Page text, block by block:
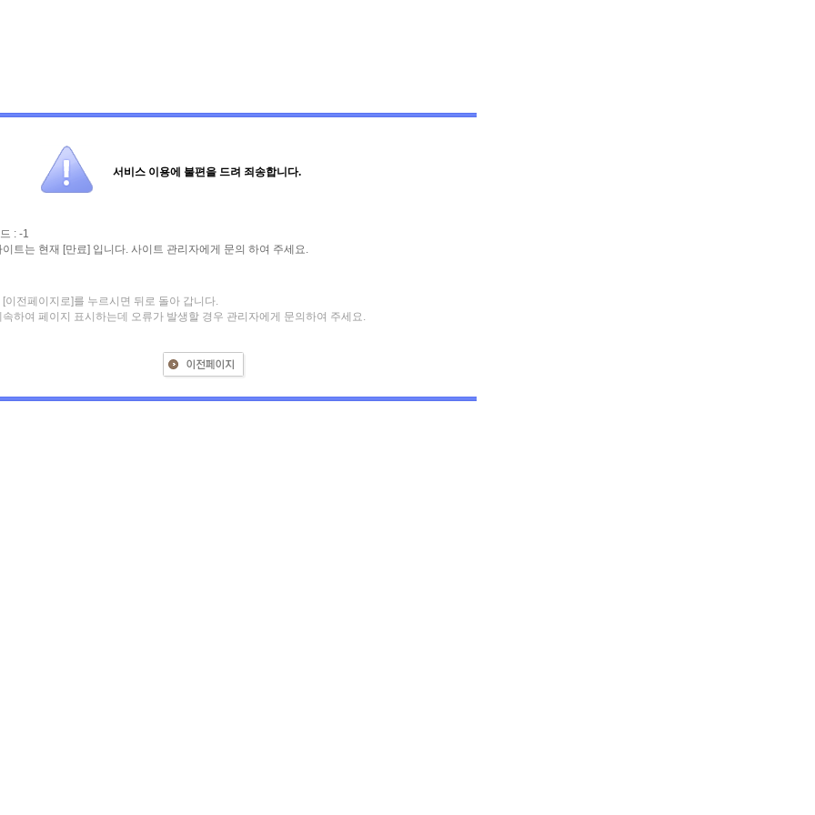
서비스 이용에 불편을 드려 죄송합니다.
: -1
이트는 현재 [만료] 입니다. 사이트 관리자에게 문의 하여 주세요.
[이전페이지로]를 누르시면 뒤로 돌아 갑니다.
속하여 페이지 표시하는데 오류가 발생할 경우 관리자에게 문의하여 주세요.